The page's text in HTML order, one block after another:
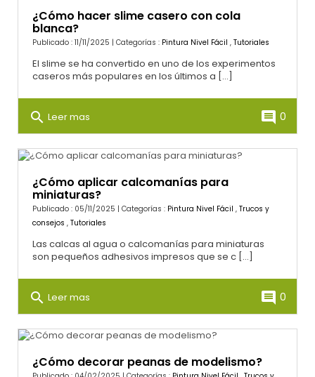
¿Cómo hacer slime casero con cola
blanca?
Publicado : 11/11/2025 | Categorías : Pintura Nivel Fácil , Tutoriales
El slime se ha convertido en uno de los experimentos
caseros más populares en los últimos a [...]
search Leer mas comment 0
¿Cómo aplicar calcomanías para
miniaturas?
Publicado : 05/11/2025 | Categorías : Pintura Nivel Fácil , Trucos y
consejos , Tutoriales
Las calcas al agua o calcomanías para miniaturas
son pequeños adhesivos impresos que se c [...]
search Leer mas comment 0
¿Cómo decorar peanas de modelismo?